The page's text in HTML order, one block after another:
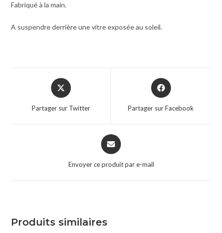
Fabriqué à la main.
A suspendre derrière une vitre exposée au soleil.
Partager sur Twitter Partager sur Facebook
Envoyer ce produit par e-mail
Produits similaires